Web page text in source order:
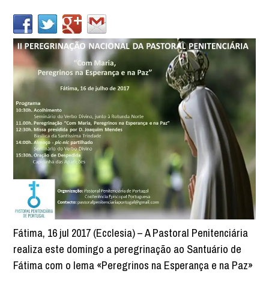
Fátima, 16 jul 2017 (Ecclesia) – A Pastoral Penitenciária
realiza este domingo a peregrinação ao Santuário de
Fátima com o lema «Peregrinos na Esperança e na Paz»